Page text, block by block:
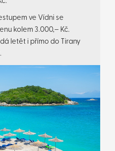
ve Vídni se
kolem 3.000,– Kč.
letět i přímo do Tirany